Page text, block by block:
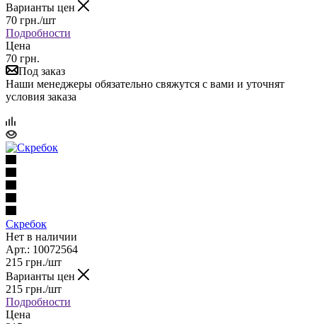
Варианты цен
70 грн./шт
Подробности
Цена
70 грн.
Под заказ
Наши менеджеры обязательно свяжутся с вами и уточнят
условия заказа
Скребок
Нет в наличии
Арт.: 10072564
215 грн./шт
Варианты цен
215 грн./шт
Подробности
Цена